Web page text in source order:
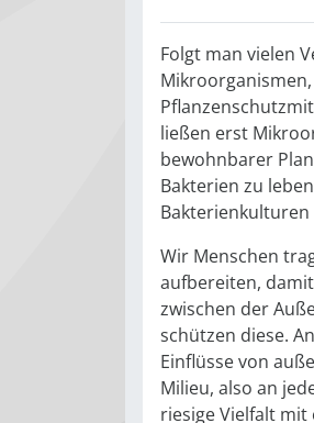
Folgt man vielen
ließen erst
bewohnbarer
Bakterien zu
Bakterienkulturen
Wir Menschen
aufbereiten,
zwischen der
schützen diese.
Einflüsse von
Milieu, also an
riesige Vielfalt mit